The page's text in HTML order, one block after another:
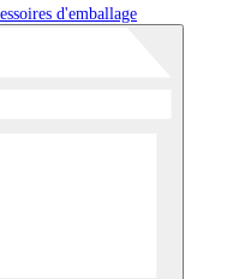
d'emballage